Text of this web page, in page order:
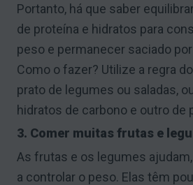
Portanto, há que saber
de proteína e hidratos para
peso e permanecer saciado
Como o fazer? Utilize a regra
prato de legumes ou saladas,
hidratos de carbono e outro de
3. Comer muitas frutas e
As frutas e os legumes
a controlar o peso. Elas têm